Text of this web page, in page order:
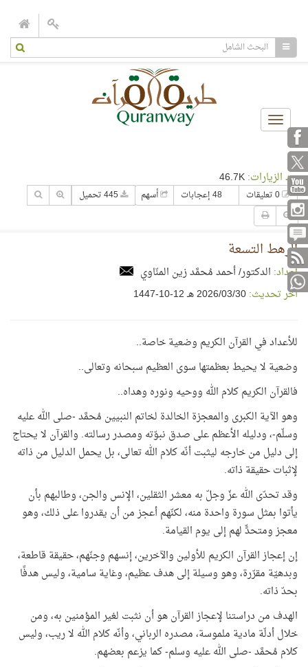
Toggle
navigation
عدد الزيارات:
48 إعجابات أسهم
الرهط التسعة
إعداد: الدكتور/ أحمد مُحمَّد زين المنّاوي
آخر تحديث:30‏/03‏/2026 هـ 12-10-1447
للأعداد في القرآن الكريم وضعية خاصة..
وضعية لا يحيط بعظمتها سوى العظيم سبحانه وتعالى..
فالقرآن الكريم كلام الله ووحيه ونوره وهداه..
وهو الآية الكبرى والمعجزة الخالدة لخاتم النبيين مُحمَّد -صلى الله عليه
وسلّم-، ودليله الأعظم على صدق نبوّته ومصدر رسالته. والقرآن لا يحتاج
إلى دليل من خارجه ليثبت أنّه كلام الله تعالى، بل يحمل الدليل من ذاته
لإثبات حقيقة ذاته.
وقد تحدّى الله عزّ وجلّ به معشر الثقلين، الإنس والجن، وطالبهم بأن
يأتوا بمثل سورة واحدة منه، لكنّهم أعجز من أن يقدروا على ذلك، وهو
معجز ومتحدٍّ لهم إلى يوم القيامة.
إن إعجاز القرآن الكريم للأولين والآخرين، إنسهم وجنّهم، حقيقة قاطعة،
وبدهيّة مقرّرة، وهو وسيلة إلى هدف عظيم، وغاية سامية، وليس هدفًا
بحدّ ذاته.
الهدف من دراستنا لإعجاز القرآن هو أن نثبت لغير المؤمنين به، ومن
خلال أدلّة مادية ملموسة، مصدره الرباني، وأنّه كلام الله لا ريب، وليس
كلام مُحمَّد -صلى الله عليه وسلم- كما يزعم بعضهم.